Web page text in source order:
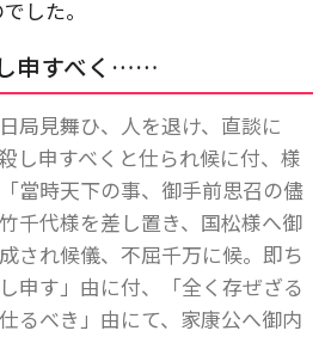
した。
申すべく……
見舞ひ、人を退け、直談に
し申すべくと仕られ候に付、様
當時天下の事、御手前思召の儘
千代様を差し置き、国松様へ御
され候儀、不屈千万に候。即ち
申す」由に付、「全く存ぜざる
るべき」由にて、家康公へ御内